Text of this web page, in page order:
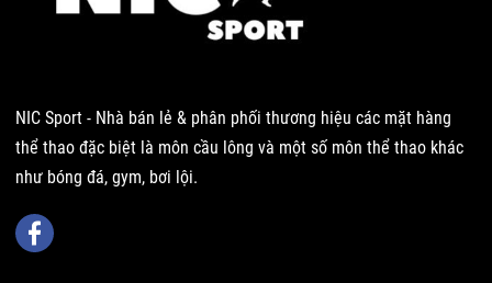
NIC Sport - Nhà bán lẻ & phân phối thương hiệu các mặt hàng
thể thao đặc biệt là môn cầu lông và một số môn thể thao khác
như bóng đá, gym, bơi lội.